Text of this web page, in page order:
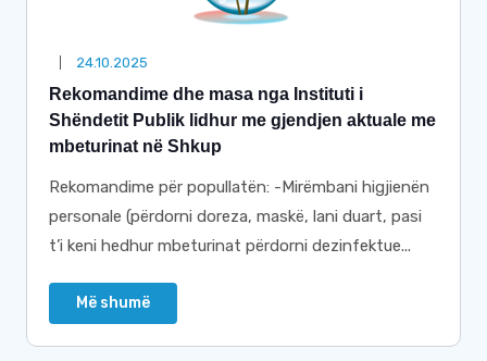
24.10.2025
Rekomandime dhe masa nga Instituti i
Shëndetit Publik lidhur me gjendjen aktuale me
mbeturinat në Shkup
Rekomandime për popullatën: -Mirëmbani higjienën
personale (përdorni doreza, maskë, lani duart, pasi
t’i keni hedhur mbeturinat përdorni dezinfektue...
Më shumë